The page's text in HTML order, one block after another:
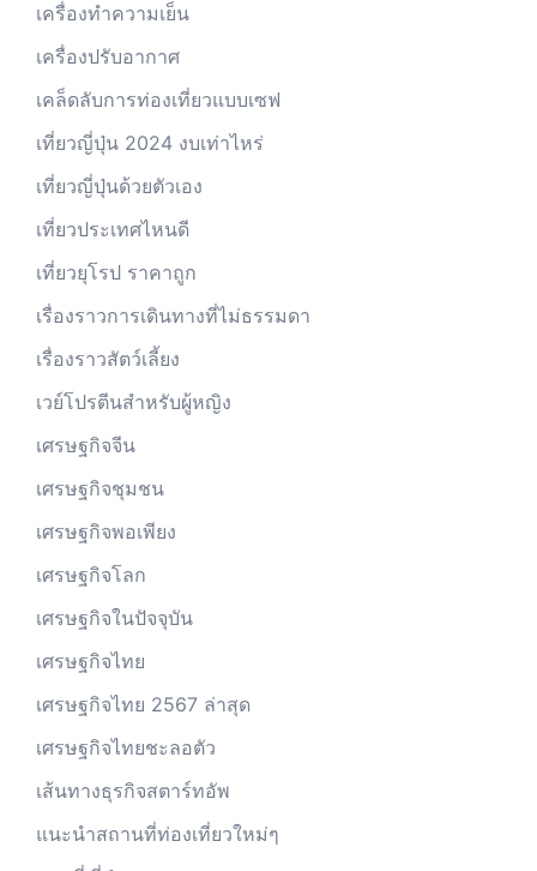
เครื่องทำความเย็น
เครื่องปรับอากาศ
เคล็ดลับการท่องเที่ยวแบบเซฟ
เที่ยวญี่ปุ่น 2024 งบเท่าไหร่
เที่ยวญี่ปุ่นด้วยตัวเอง
เที่ยวประเทศไหนดี
เที่ยวยุโรป ราคาถูก
เรื่องราวการเดินทางที่ไม่ธรรมดา
เรื่องราวสัตว์เลี้ยง
เวย์โปรตีนสำหรับผู้หญิง
เศรษฐกิจจีน
เศรษฐกิจชุมชน
เศรษฐกิจพอเพียง
เศรษฐกิจโลก
เศรษฐกิจในปัจจุบัน
เศรษฐกิจไทย
เศรษฐกิจไทย 2567 ล่าสุด
เศรษฐกิจไทยชะลอตัว
เส้นทางธุรกิจสตาร์ทอัพ
แนะนำสถานที่ท่องเที่ยวใหม่ๆ